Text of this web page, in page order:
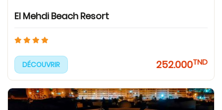
El Mehdi Beach Resort
DÉCOUVRIR 252.000TND